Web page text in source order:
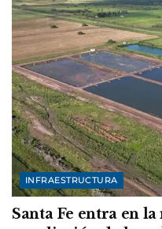
INFRAESTRUCTURA
Santa Fe entra en